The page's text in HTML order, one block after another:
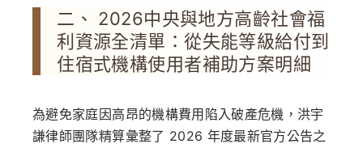
二、 2026中央與地方高齡社會福
利資源全清單：從失能等級給付到
住宿式機構使用者補助方案明細
為避免家庭因高昂的機構費用陷入破產危機，洪宇
謙律師團隊精算彙整了 2026 年度最新官方公告之